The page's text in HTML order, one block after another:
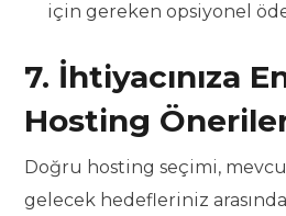
için gereken opsiyonel
7. İhtiyacınıza
Hosting
Doğru hosting seçimi,
gelecek hedefleriniz